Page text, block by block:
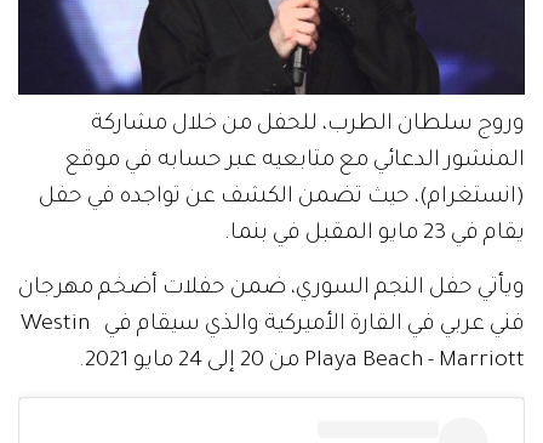
وروج سلطان الطرب، للحفل من خلال مشاركة
المنشور الدعائي مع متابعيه عبر حسابه في موقع
(انستغرام)، حيث تضمن الكشف عن تواجده في حفل
يقام في 23 مايو المقبل في بنما.
ويأتي حفل النجم السوري، ضمن حفلات أضخم مهرجان
فني عربي في القارة الأميركية والذي سيقام في Westin
Playa Beach - Marriott من 20 إلى 24 مايو 2021.